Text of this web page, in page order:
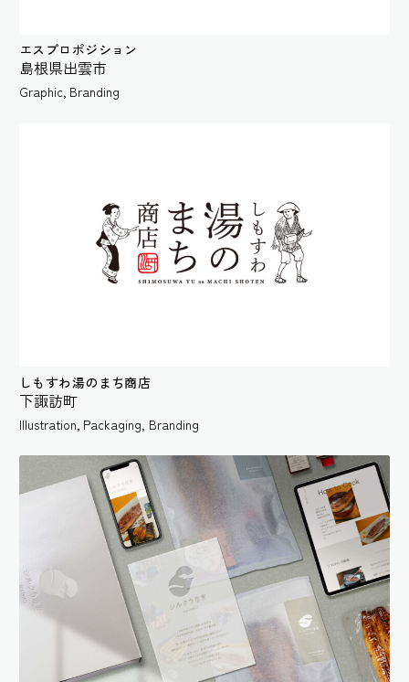
エスプロポジション
島根県出雲市
Graphic, Branding
しもすわ湯のまち商店
下諏訪町
Illustration, Packaging, Branding